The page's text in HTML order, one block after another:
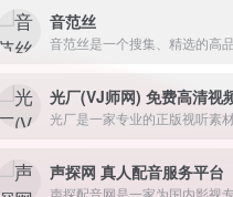
音范丝
声探网 真人配音服务平台